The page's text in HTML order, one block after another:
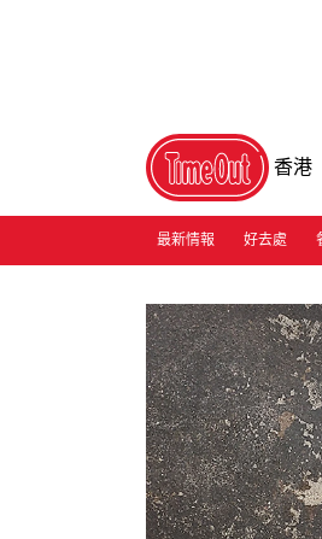
香港
最新情報 好去處